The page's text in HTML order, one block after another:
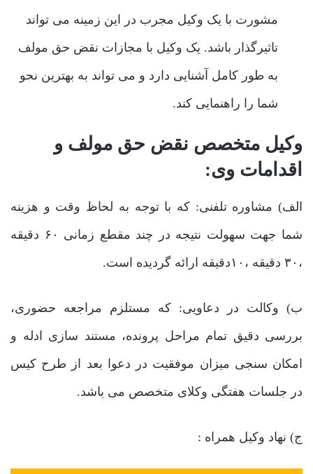
مشورت با یک وکیل مجرب در این زمینه می تواند
تاثیرگذار باشد. یک وکیل با مجازات نقض حق مولف
به طور کامل آشنایی دارد و می تواند به بهترین نحو
شما را راهنمایی کند.
وکیل متخصص نقض حق مولف و
اقدامات وی:
الف) مشاوره تلفنی: که با توجه به لحاظ وقت و هزینه
شما جهت سهولت نتیجه در چند مقطع زمانی ۶۰ دقیقه
،۳۰ دقیقه ،۱۰دقیقه ارائه گردیده است.
ب) وکالت در دعاویی: که مستلزم مراجعه حضوری،
بررسی دقیق تمام مراحل پرونده، مستند سازی ادله و
امکان سنجی میزان موفقیت در دعوا بعد از طرح کیس
در جلسات هفتگی وکلای متخصص می باشد.
ج) نهاد وکیل همراه :